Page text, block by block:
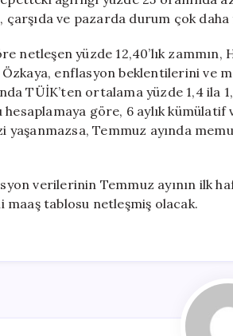
çarşıda ve pazarda durum çok daha
netleşen yüzde 12,40’lık
enflasyon beklentilerini ve
TÜİK’ten ortalama yüzde 1,4 ila
göre, 6 aylık
Temmuz ayında
verilerinin Temmuz ayının ilk
maaş tablosu netleşmiş olacak.